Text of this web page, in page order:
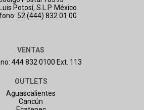
Potosí, S.L.P. México
52 (444) 832 01 00
VENTAS
444 832 0100 Ext. 113
OUTLETS
Aguascalientes
Cancún